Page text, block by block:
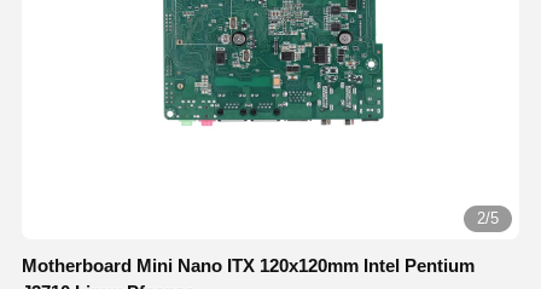
2/5
Motherboard Mini Nano ITX 120x120mm Intel Pentium